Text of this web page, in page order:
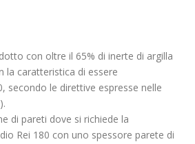
con oltre il 65% di inerte di argilla
la caratteristica di essere
secondo le direttive espresse nelle
di pareti dove si richiede la
Rei 180 con uno spessore parete di